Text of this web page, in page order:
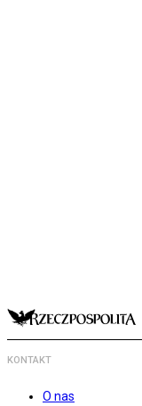
KONTAKT
O nas